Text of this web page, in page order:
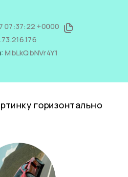
07:37:22 +0000
MbLkQbNVr4Y1
горизонтально